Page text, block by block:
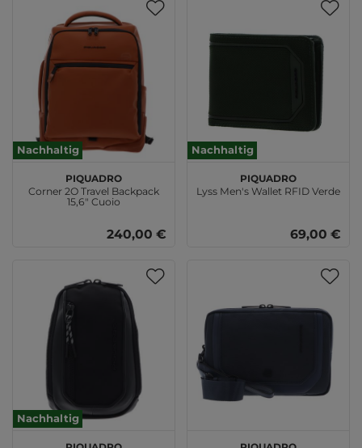
Nachhaltig
PIQUADRO
Corner 2O Travel Backpack
15,6" Cuoio
240,00 €
Nachhaltig
PIQUADRO
Lyss Men's Wallet RFID Verde
69,00 €
Nachhaltig